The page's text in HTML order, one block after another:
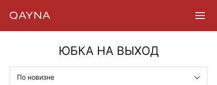
content
ЮБКА НА ВЫХОД
По новизне